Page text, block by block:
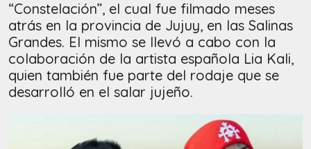
“Constelación”, el cual fue filmado meses
atrás en la provincia de Jujuy, en las Salinas
Grandes. El mismo se llevó a cabo con la
colaboración de la artista española Lia Kali,
quien también fue parte del rodaje que se
desarrolló en el salar jujeño.